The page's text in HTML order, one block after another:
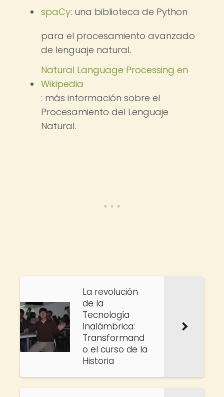
spaCy: una biblioteca de Python
para el procesamiento avanzado
de lenguaje natural.
Natural Language Processing en
Wikipedia
: más información sobre el
Procesamiento del Lenguaje
Natural.
La revolución
de la
Tecnología
Inalámbrica:
Transformand
o el curso de la
Historia